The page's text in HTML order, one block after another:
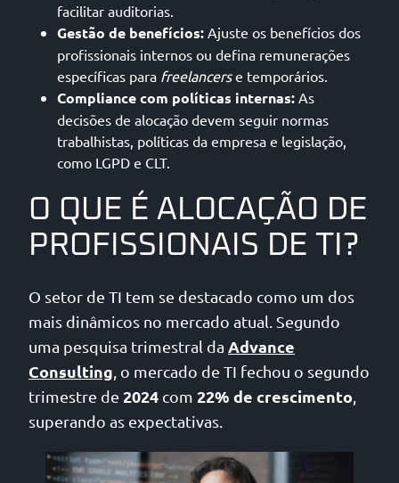
facilitar auditorias.
Gestão de benefícios: Ajuste os benefícios dos
profissionais internos ou defina remunerações
específicas para freelancerse temporários.
Compliance com políticas internas: As
decisões de alocação devem seguir normas
trabalhistas, políticas da empresa e legislação,
como LGPD e CLT.
O QUE É ALOCAÇÃO DE
PROFISSIONAIS DE TI?
O setor de TI tem se destacado como um dos
mais dinâmicos no mercado atual. Segundo
uma pesquisa trimestral da Advance
Consulting , o mercado de TI fechou o segundo
trimestre de 2024 com 22% de crescimento
superando as expectativas.